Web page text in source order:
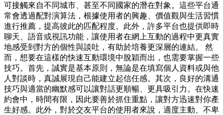
可接觸來自不同城市、甚至不同國家的潛在對象。這些平台通
常會透過配對演算法，根據使用者的興趣、價值觀與生活習慣
進行推薦，提高彼此的匹配程度。此外，許多平台也提供即時
聊天、語音或視訊功能，讓使用者在網上互動的過程中更真實
地感受到對方的個性與談吐，有助於培養更深層的連結。 然
而，想要在這樣的快速互動環境中脫穎而出，也需要掌握一些
技巧。首先，誠實是基本原則，無論是在填寫個人資料或與他
人對談時，真誠展現自己能建立起信任感。其次，良好的溝通
技巧與適當的幽默感可以讓對話更順暢、更具吸引力。在快速
約會中，時間有限，因此要善於抓住重點，讓對方迅速對你產
生好感。此外，對於交友平台的使用者來說，適度主動、不卑